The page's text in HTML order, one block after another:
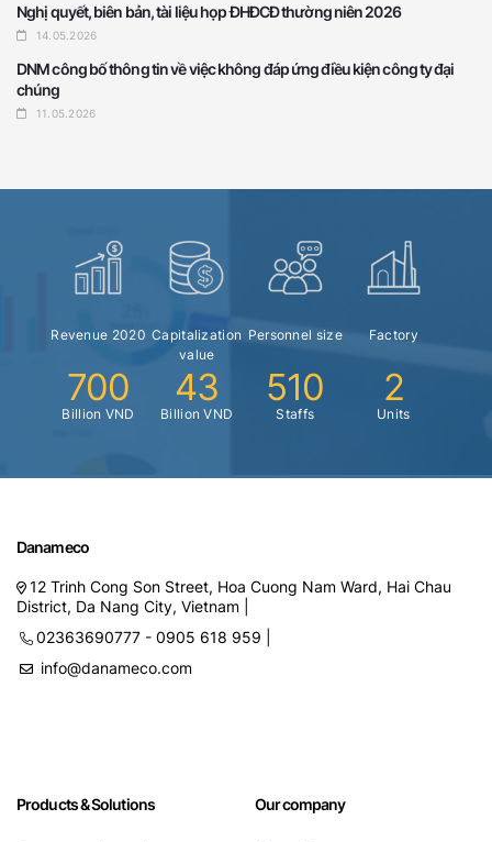
Nghị quyết, biên bản, tài liệu họp ĐHĐCĐ thường niên 2026
14.05.2026
DNM công bố thông tin về việc không đáp ứng điều kiện công ty đại
chúng
11.05.2026
Revenue 2020
700
Billion VND
Capitalization
value
43
Billion VND
Personnel size
510
Staffs
Factory
2
Units
Danameco
12 Trinh Cong Son Street, Hoa Cuong Nam Ward, Hai Chau
District, Da Nang City, Vietnam |
02363690777 - 0905 618 959 |
info@danameco.com
Products & Solutions Our company